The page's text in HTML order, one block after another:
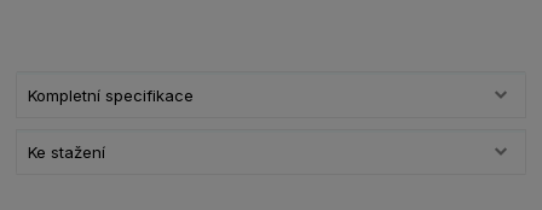
Kompletní specifikace
Ke stažení